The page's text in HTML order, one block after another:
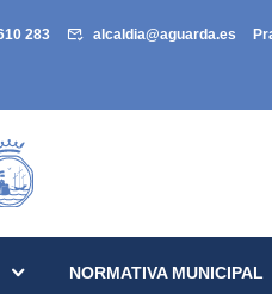
283 alcaldia@aguarda.es
NORMATIVA MUNICIPAL